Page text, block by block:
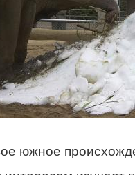
южное